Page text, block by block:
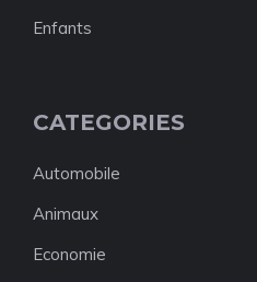
Enfants
CATEGORIES
Automobile
Animaux
Economie